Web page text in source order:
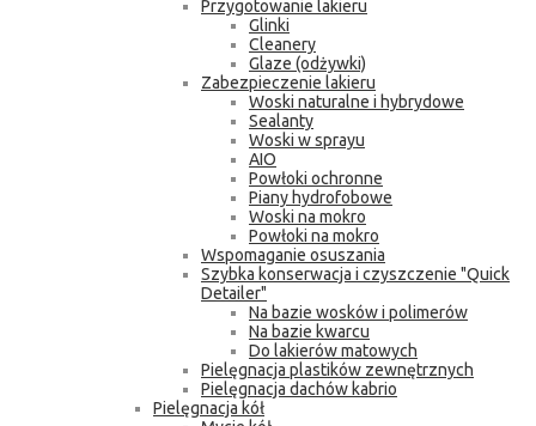
Przygotowanie lakieru
Glinki
Cleanery
Glaze (odżywki)
Zabezpieczenie lakieru
Woski naturalne i hybrydowe
Sealanty
Woski w sprayu
AIO
Powłoki ochronne
Piany hydrofobowe
Woski na mokro
Powłoki na mokro
Wspomaganie osuszania
Szybka konserwacja i czyszczenie "Quick
Detailer"
Na bazie wosków i polimerów
Na bazie kwarcu
Do lakierów matowych
Pielęgnacja plastików zewnętrznych
Pielęgnacja dachów kabrio
Pielęgnacja kół